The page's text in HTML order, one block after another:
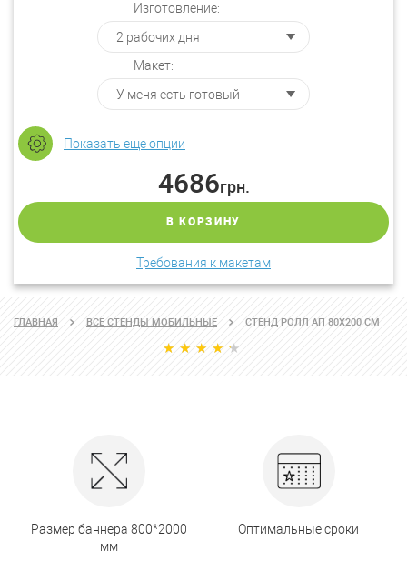
Изготовление:
Макет:
Показать еще опции
4686грн.
В КОРЗИНУ
Требования к макетам
ГЛАВНАЯ ВСЕ СТЕНДЫ МОБИЛЬНЫЕ СТЕНД РОЛЛ АП 80Х200 СМ
Размер баннера 800*2000
мм
Оптимальные сроки